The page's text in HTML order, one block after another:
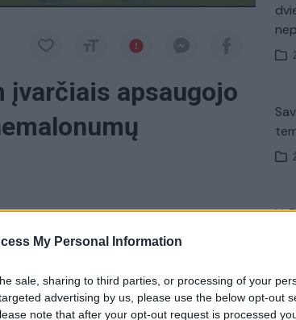
My Personal Information
sale, sharing to third parties, or processing of your
advertising by us, please use the below opt-out
note that after your opt-out request is processed
įvarčiais apsaugojo
Įvykiai tik Lrytas.TV
V.